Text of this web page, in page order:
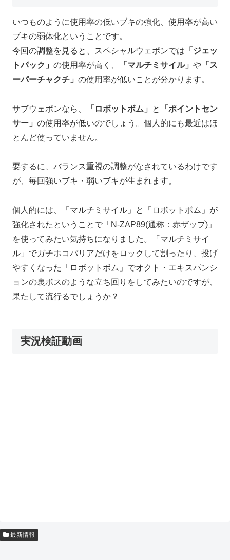
いつものように使用率の低いブキの強化、使用率が高い
ブキの弱体化ということです。
今回の調整を見ると、スペシャルウェポンでは 「ジェッ
トパック」 の使用率が高く、 「マルチミサイル」 や 「ス
ーパーチャクチ」 の使用率が低いことが分かります。
サブウェポンなら、 「ロボットボム」 と
「ポイントセン
サー」 の使用率が低いのでしょう。個人的にも最近はほ
とんど使っていません。
要するに、バランス重視の調整がなされているわけです
が、毎回強いブキ・弱いブキが生まれます。
個人的には、「マルチミサイル」と「ロボットボム」が
強化されたということで「N-ZAP89(通称：赤ザップ)」
を使ってみたい気持ちになりました。「マルチミサイ
ル」でガチホコバリアだけをロックして割ったり、投げ
やすくなった「ロボットボム」でオクト・エキスパンシ
ョンの裏ボスのような立ち回りをしてみたいのですが、
果たして流行るでしょうか？
実況検証動画
最新情報